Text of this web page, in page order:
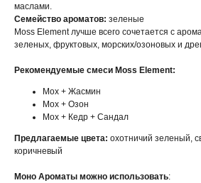
маслами.
Семейство ароматов: зеленые
Moss Element лучше всего сочетается с
зеленых, фруктовых, морских/озоновых и
Рекомендуемые смеси Moss Element:
Мох + Жасмин
Мох + Озон
Мох + Кедр + Сандал
Предлагаемые цвета: охотничий зеленый,
коричневый
Моно Ароматы можно использовать: